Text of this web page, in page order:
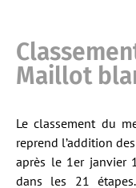
Maillot
Le classement du
reprend l’addition
après le 1er janvier
dans les 21